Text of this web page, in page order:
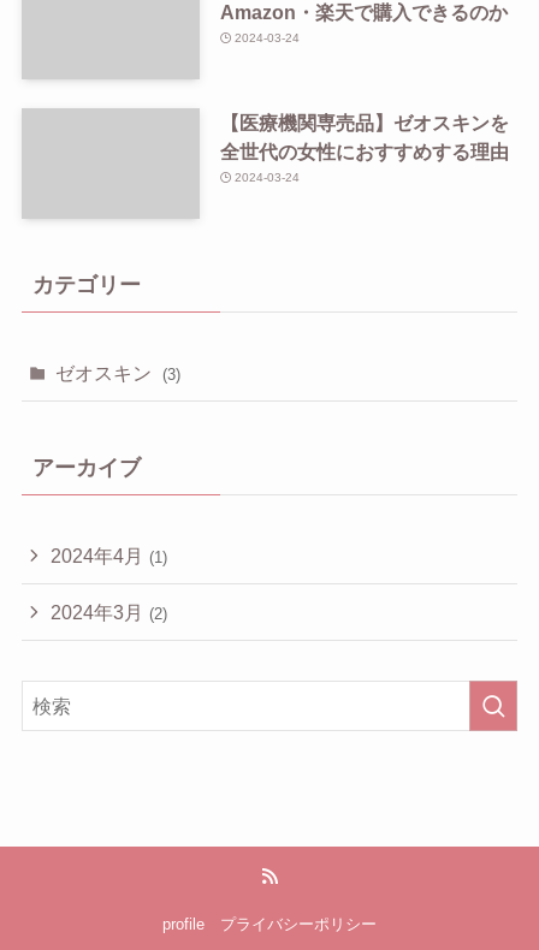
Amazon・楽天で購入できるのか
2024-03-24
【医療機関専売品】ゼオスキンを
全世代の女性におすすめする理由
2024-03-24
カテゴリー
ゼオスキン (3)
アーカイブ
2024年4月 (1)
2024年3月 (2)
profile プライバシーポリシー